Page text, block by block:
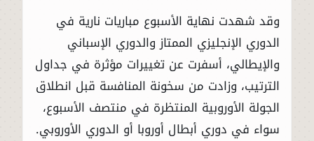
وقد شهدت نهاية الأسبوع مباريات نارية في
الدوري الإنجليزي الممتاز والدوري الإسباني
والإيطالي، أسفرت عن تغييرات مؤثرة في جداول
الترتيب، وزادت من سخونة المنافسة قبل انطلاق
الجولة الأوروبية المنتظرة في منتصف الأسبوع،
سواء في دوري أبطال أوروبا أو الدوري الأوروبي.